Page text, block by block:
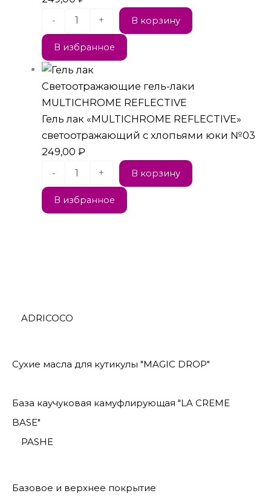
ADRICOCO
Сухие масла для кутикулы "MAGIC DROP"
База каучуковая камуфлирующая "LA CREME
BASE"
PASHE
Базовое и верхнее покрытие
-
+ В корзину
В избранное
Светоотражающие гель-лаки
MULTICHROME REFLECTIVE
Гель лак «MULTICHROME REFLECTIVE»
светоотражающий с хлопьями юки №03
249,00₽
-
+ В корзину
В избранное